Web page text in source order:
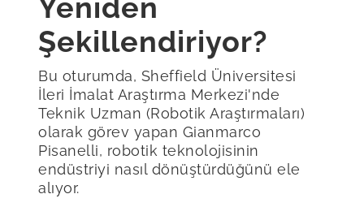
Yeniden
Şekillendiriyor?
Bu oturumda, Sheffield Üniversitesi
İleri İmalat Araştırma Merkezi'nde
Teknik Uzman (Robotik Araştırmaları)
olarak görev yapan Gianmarco
Pisanelli, robotik teknolojisinin
endüstriyi nasıl dönüştürdüğünü ele
alıyor.